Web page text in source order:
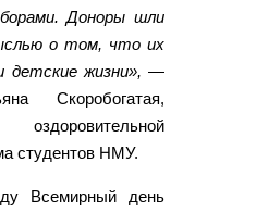
Доноры шли
о том, что их
детские жизни», —
Скоробогатая,
студентов НМУ.
Всемирный день